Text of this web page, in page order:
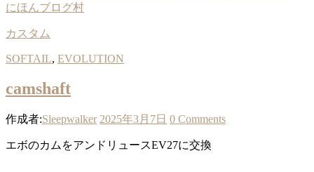
にほんブログ村
カスタム
SOFTAIL, EVOLUTION
camshaft
作成者:Sleepwalker 2025年3月7日 0 Comments
エボのカムをアンドリュースEV27に交換